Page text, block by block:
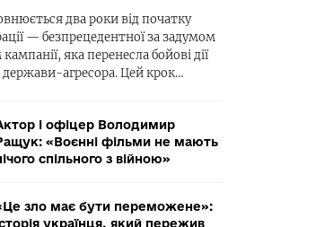
два роки від початку
— безпрецедентної за задумом
яка перенесла бойові дії
агресора. Цей крок…
і офіцер Володимир
«Воєнні фільми не мають
спільного з війною»
зло має бути переможене»:
українця, який пережив